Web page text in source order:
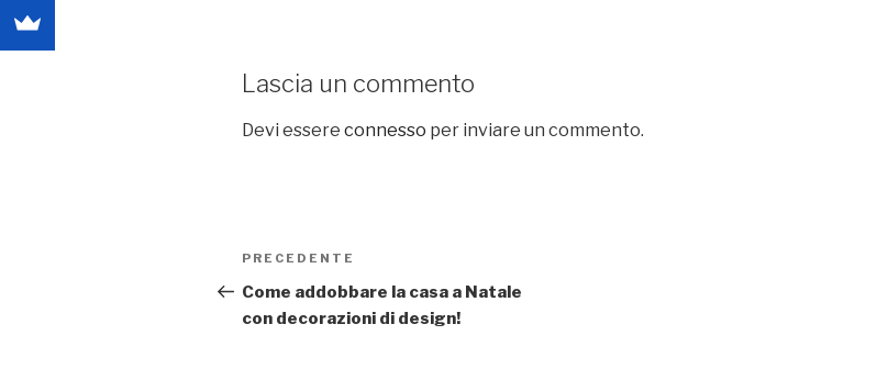
Lascia un commento
Devi essere connesso per inviare un commento.
Navigazione
articoli
Articolo
precedente:
PRECEDENTE
Come addobbare la casa a Natale
con decorazioni di design!